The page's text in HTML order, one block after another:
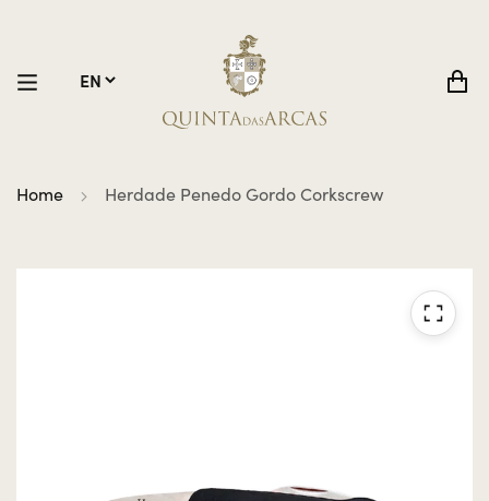
Home Herdade Penedo Gordo Corkscrew